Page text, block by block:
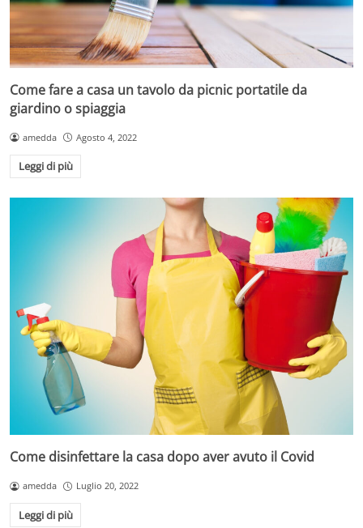
Come fare a casa un tavolo da picnic portatile da
giardino o spiaggia
amedda Agosto 4, 2022
Leggi di più
Come disinfettare la casa dopo aver avuto il Covid
amedda Luglio 20, 2022
Leggi di più